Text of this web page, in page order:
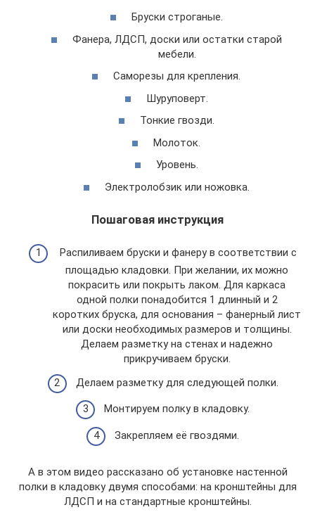
Бруски строганые.
Фанера, ЛДСП, доски или остатки старой
мебели.
Саморезы для крепления.
Шуруповерт.
Тонкие гвозди.
Молоток.
Уровень.
Электролобзик или ножовка.
Пошаговая инструкция
Распиливаем бруски и фанеру в соответствии с
площадью кладовки. При желании, их можно
покрасить или покрыть лаком. Для каркаса
одной полки понадобится 1 длинный и 2
коротких бруска, для основания – фанерный лист
или доски необходимых размеров и толщины.
Делаем разметку на стенах и надежно
прикручиваем бруски.
Делаем разметку для следующей полки.
Монтируем полку в кладовку.
Закрепляем её гвоздями.
А в этом видео рассказано об установке настенной
полки в кладовку двумя способами: на кронштейны для
ЛДСП и на стандартные кронштейны.